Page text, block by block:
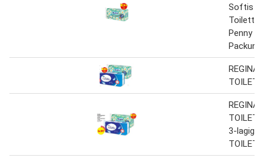
Softis
Penny
Packung
REGINA
REGINA
3-lagig